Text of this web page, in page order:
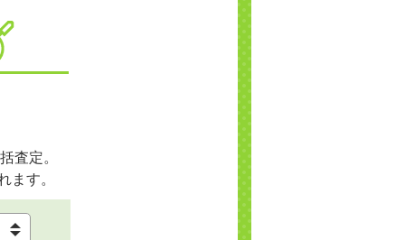
査定。
ます。